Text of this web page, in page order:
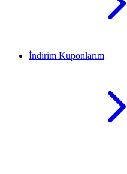
İndirim Kuponlarım